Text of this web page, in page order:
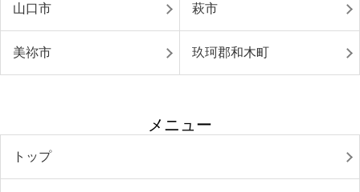
山口市 萩市
美祢市 玖珂郡和木町
メニュー
トップ